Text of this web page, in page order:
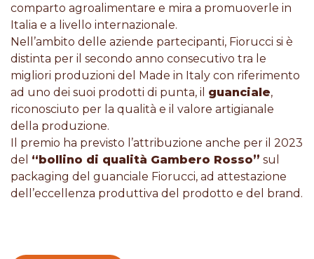
comparto agroalimentare e mira a promuoverle in
Italia e a livello internazionale.
Nell’ambito delle aziende partecipanti, Fiorucci si è
distinta per il secondo anno consecutivo tra le
migliori produzioni del Made in Italy con riferimento
ad uno dei suoi prodotti di punta, il guanciale,
riconosciuto per la qualità e il valore artigianale
della produzione.
Il premio ha previsto l’attribuzione anche per il 2023
del “bollino di qualità Gambero Rosso” sul
packaging del guanciale Fiorucci, ad attestazione
dell’eccellenza produttiva del prodotto e del brand.